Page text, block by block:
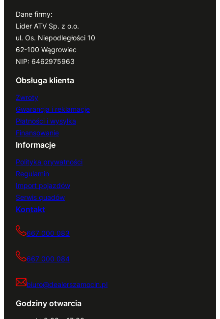
Dane firmy:
Lider ATV Sp. z o.o.
ul. Os. Niepodległości 10
62-100 Wągrowiec
NIP: 6462975963
Obsługa klienta
Zwroty
Gwarancja i reklamacje
Płatności i wysyłka
Finansowanie
Informacje
Polityka prywatności
Regulamin
Import pojazdów
Serwis quadów
Kontakt
667 000 083
667 000 084
biuro@dealerszamocin.pl
Godziny otwarcia